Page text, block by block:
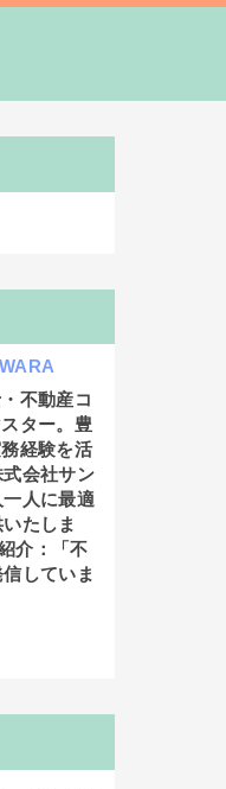
不動産コ
ター。豊
経験を活
会社サン
人に最適
たしま
介：「不
していま